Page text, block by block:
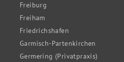
Freiburg
Freiham
Friedrichshafen
Garmisch-Partenkirchen
Germering (Privatpraxis)